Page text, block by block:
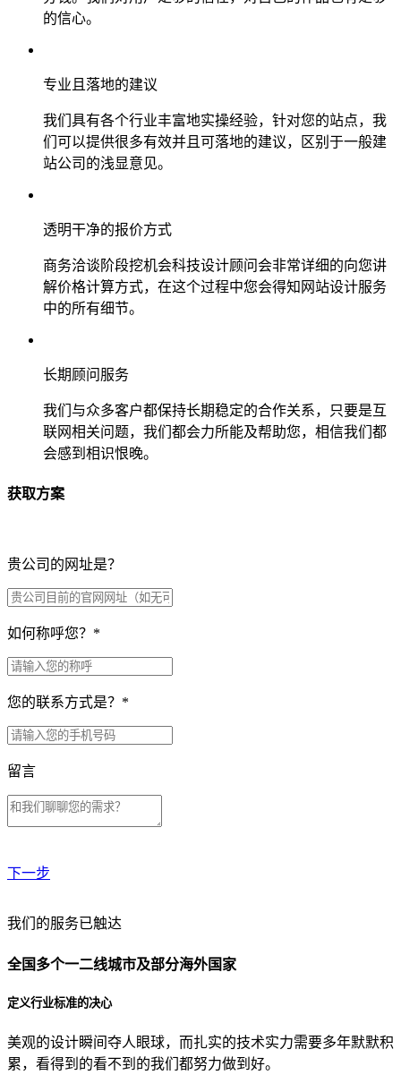
的信心。
专业且落地的建议
我们具有各个行业丰富地实操经验，针对您的站点，我
们可以提供很多有效并且可落地的建议，区别于一般建
站公司的浅显意见。
透明干净的报价方式
商务洽谈阶段挖机会科技设计顾问会非常详细的向您讲
解价格计算方式，在这个过程中您会得知网站设计服务
中的所有细节。
长期顾问服务
我们与众多客户都保持长期稳定的合作关系，只要是互
联网相关问题，我们都会力所能及帮助您，相信我们都
会感到相识恨晚。
获取方案
贵公司的网址是？
如何称呼您？ *
您的联系方式是？ *
留言
下一步
贵公司预算范围是？
贵公司的团队规模是？
目前主要的营销渠道是？
我们的服务已触达
全国多个一二线城市及部分海外国家
定义行业标准的决心
美观的设计瞬间夺人眼球，而扎实的技术实力需要多年默默积
累，看得到的看不到的我们都努力做到好。